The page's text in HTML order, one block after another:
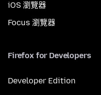
iOS 瀏覽器
Focus 瀏覽器
Firefox for Developers
Developer Edition